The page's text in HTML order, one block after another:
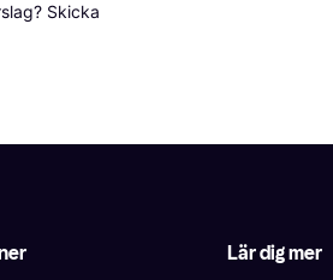
Skicka
Lär dig mer